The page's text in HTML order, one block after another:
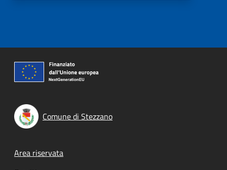
Comune di Stezzano
Footer menu
Area riservata